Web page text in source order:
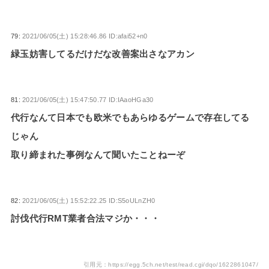
79:2021/06/05(土) 15:28:46.86 ID:afai52+n0
緑玉妨害してるだけだな改善案出さなアカン
81:2021/06/05(土) 15:47:50.77 ID:IAaoHGa30
代行なんて日本でも欧米でもあらゆるゲームで存在してる
じゃん
取り締まれた事例なんて聞いたことねーぞ
82:2021/06/05(土) 15:52:22.25 ID:S5oULnZH0
討伐代行RMT業者合法マジか・・・
引用元：https://egg.5ch.net/test/read.cgi/dqo/1622861047/